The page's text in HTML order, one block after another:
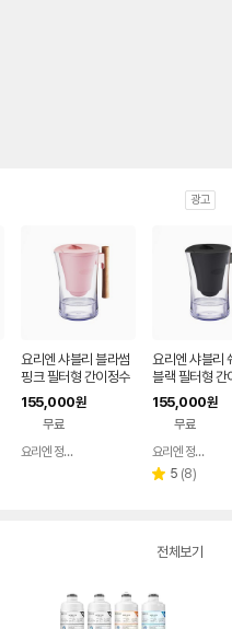
광고
요리엔 샤블리 블라썸
핑크 필터형 간이정수
기 ( 필터 1개 포함)
155,000원
무료
요리엔 정수기 공식몰
요리엔 샤블리
블랙 필터형 간
기 ( 필터 1개
155,000원
무료
요리엔 정수기 공식몰
별 5 리
(8)
전체보기